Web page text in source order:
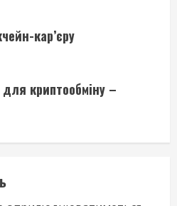
кар’єру
криптообміну –